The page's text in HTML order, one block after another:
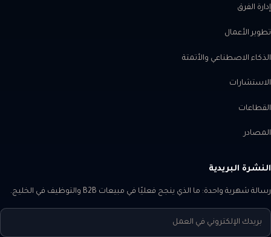
إدارة الفرق
تطوير الأعمال
الذكاء الاصطناعي والأتمتة
الاستشارات
القطاعات
المصادر
النشرة البريدية
رسالة شهرية واحدة: ما الذي ينجح فعليًا في مبيعات B2B والتوظيف في الخليج.
بريدك الإلكتروني في العمل